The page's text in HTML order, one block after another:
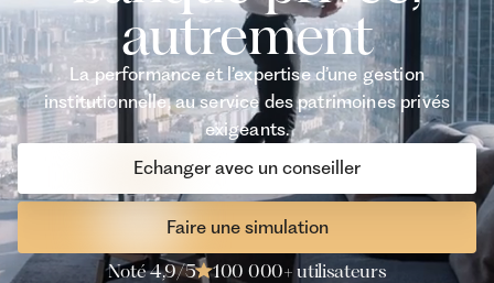
autrement
La performance et l’expertise d’une gestion
institutionnelle, au service des patrimoines privés
exigeants.
Faire une simulation
Echanger avec un conseiller
Noté 4,9/5 100 000+ utilisateurs